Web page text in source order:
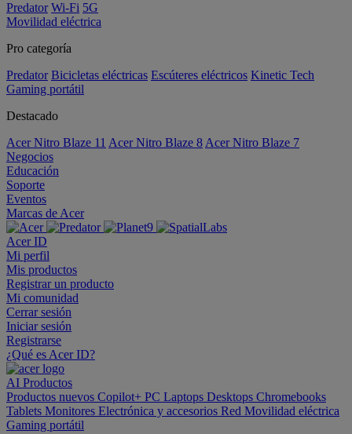
Predator Wi-Fi 5G
Movilidad eléctrica
Pro categoría
Predator Bicicletas eléctricas Escúteres eléctricos Kinetic Tech
Gaming portátil
Destacado
Acer Nitro Blaze 11 Acer Nitro Blaze 8 Acer Nitro Blaze 7
Negocios
Educación
Soporte
Eventos
Marcas de Acer
Acer ID
Mi perfil
Mis productos
Registrar un producto
Mi comunidad
Cerrar sesión
Iniciar sesión
Registrarse
¿Qué es Acer ID?
AI Productos
Productos nuevos Copilot+ PC Laptops Desktops Chromebooks
Tablets Monitores Electrónica y accesorios Red Movilidad eléctrica
Gaming portátil